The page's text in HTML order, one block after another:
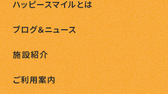
ハッピースマイルとは
ブログ＆ニュース
施設紹介
ご利用案内